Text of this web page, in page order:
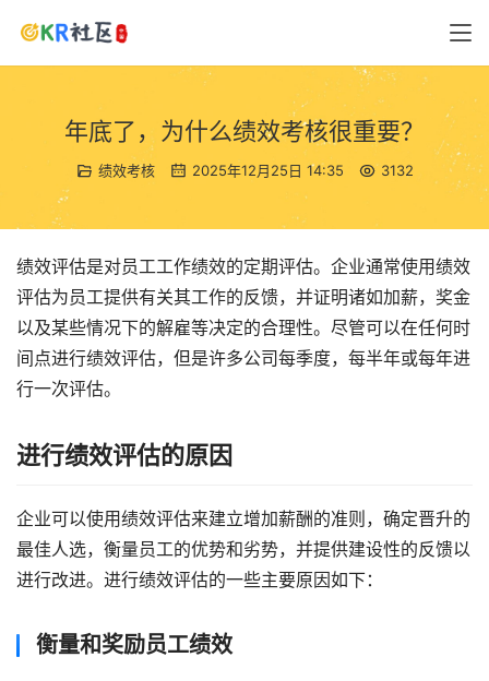
年底了，为什么绩效考核很重要？
绩效考核 2025年12月25日 14:35 3132
绩效评估是对员工工作绩效的定期评估。企业通常使用绩效
评估为员工提供有关其工作的反馈，并证明诸如加薪，奖金
以及某些情况下的解雇等决定的合理性。尽管可以在任何时
间点进行绩效评估，但是许多公司每季度，每半年或每年进
行一次评估。
进行绩效评估的原因
企业可以使用绩效评估来建立增加薪酬的准则，确定晋升的
最佳人选，衡量员工的优势和劣势，并提供建设性的反馈以
进行改进。进行绩效评估的一些主要原因如下：
衡量和奖励员工绩效